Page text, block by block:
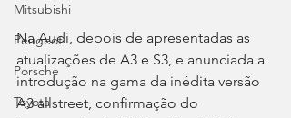
Mitsubishi
Peugeot
Porsche
Toyota
Na Audi, depois de apresentadas as
atualizações de A3 e S3, e anunciada a
introdução na gama da inédita versão
A3 allstreet, confirmação do